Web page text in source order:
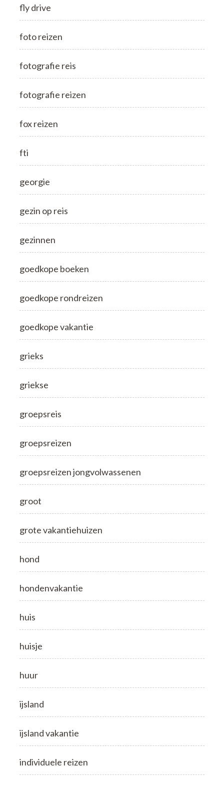
fly drive
foto reizen
fotografie reis
fotografie reizen
fox reizen
fti
georgie
gezin op reis
gezinnen
goedkope boeken
goedkope rondreizen
goedkope vakantie
grieks
griekse
groepsreis
groepsreizen
groepsreizen jongvolwassenen
groot
grote vakantiehuizen
hond
hondenvakantie
huis
huisje
huur
ijsland
ijsland vakantie
individuele reizen